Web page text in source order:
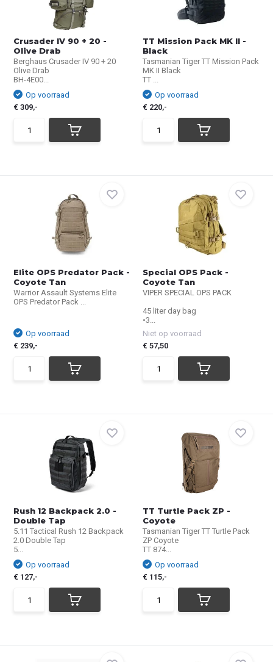
Crusader IV 90 + 20 -
Olive Drab
Berghaus Crusader IV 90 + 20
Olive Drab
BH-4E00...
Op voorraad
€ 309,-
TT Mission Pack MK II -
Black
Tasmanian Tiger TT Mission Pack
MK II Black
TT ...
Op voorraad
€ 220,-
Elite OPS Predator Pack -
Coyote Tan
Warrior Assault Systems Elite
OPS Predator Pack ...
Op voorraad
€ 239,-
Special OPS Pack -
Coyote Tan
VIPER SPECIAL OPS PACK
45 liter day bag
•3...
Niet op voorraad
€ 57,50
Rush 12 Backpack 2.0 -
Double Tap
5.11 Tactical Rush 12 Backpack
2.0 Double Tap
5...
Op voorraad
€ 127,-
TT Turtle Pack ZP -
Coyote
Tasmanian Tiger TT Turtle Pack
ZP Coyote
TT 874...
Op voorraad
€ 115,-